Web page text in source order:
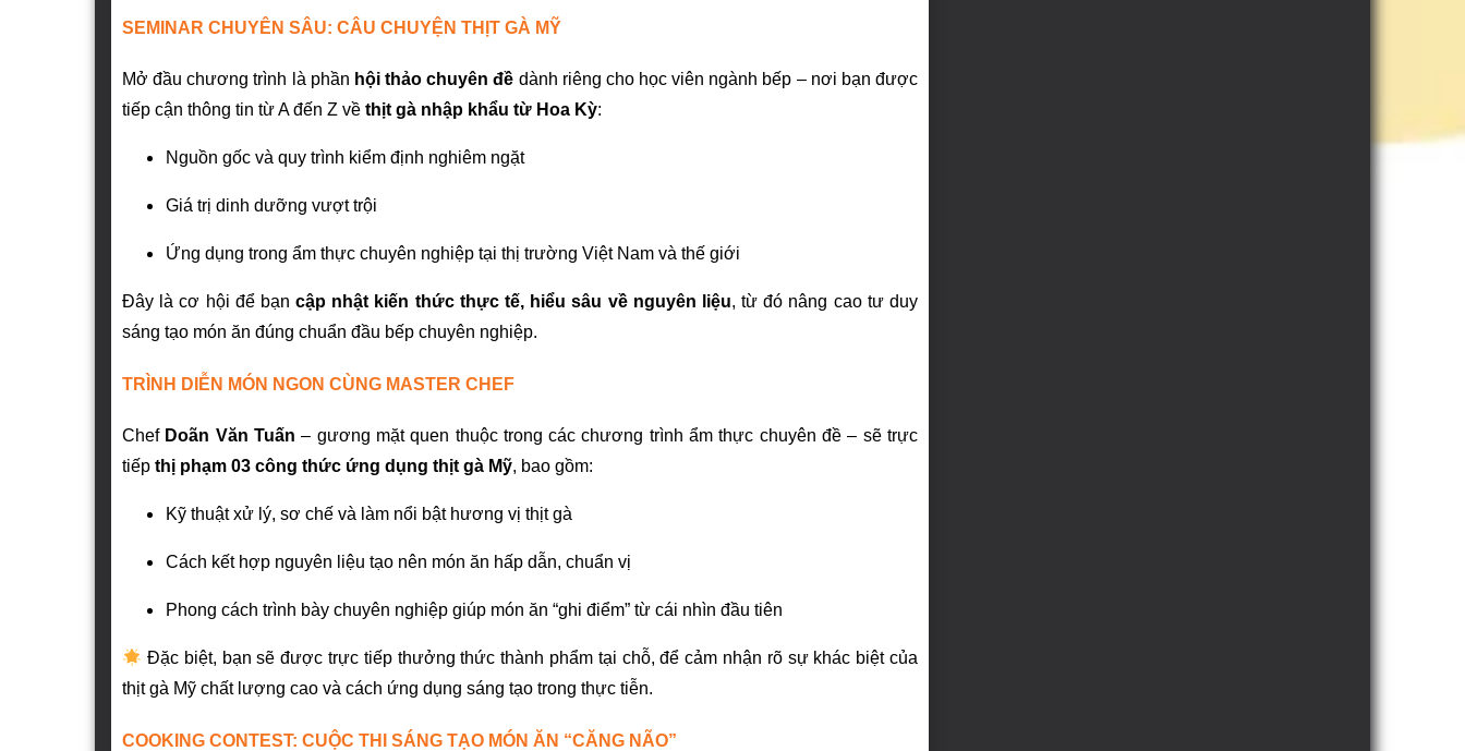
SEMINAR CHUYÊN SÂU: CÂU CHUYỆN THỊT GÀ MỸ
Mở đầu chương trình là phần hội thảo chuyên đề dành riêng cho học viên ngành bếp – nơi bạn được
tiếp cận thông tin từ A đến Z về thịt gà nhập khẩu từ Hoa Kỳ:
Nguồn gốc và quy trình kiểm định nghiêm ngặt
Giá trị dinh dưỡng vượt trội
Ứng dụng trong ẩm thực chuyên nghiệp tại thị trường Việt Nam và thế giới
Đây là cơ hội để bạncập nhật kiến thức thực tế, hiểu sâu về nguyên liệu, từ đó nâng cao tư duy
sáng tạo món ăn đúng chuẩn đầu bếp chuyên nghiệp.
TRÌNH DIỄN MÓN NGON CÙNG MASTER CHEF
Chef Doãn Văn Tuấn – gương mặt quen thuộc trong các chương trình ẩm thực chuyên đề – sẽ trực
tiếp thị phạm 03 công thức ứng dụng thịt gà Mỹ, bao gồm:
Kỹ thuật xử lý, sơ chế và làm nổi bật hương vị thịt gà
Cách kết hợp nguyên liệu tạo nên món ăn hấp dẫn, chuẩn vị
Phong cách trình bày chuyên nghiệp giúp món ăn “ghi điểm” từ cái nhìn đầu tiên
Đặc biệt, bạn sẽ được trực tiếp thưởng thức thành phẩm tại chỗ, để cảm nhận rõ sự khác biệt của
thịt gà Mỹ chất lượng cao và cách ứng dụng sáng tạo trong thực tiễn.
COOKING CONTEST: CUỘC THI SÁNG TẠO MÓN ĂN “CĂNG NÃO”